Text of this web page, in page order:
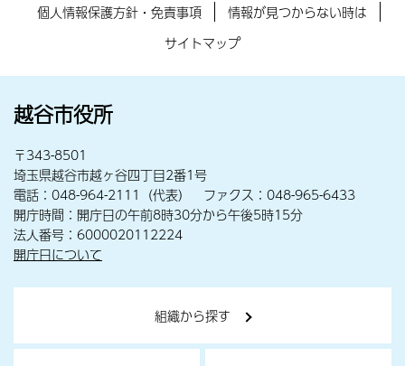
個人情報保護方針・免責事項
情報が見つからない時は
サイトマップ
越谷市役所
〒343-8501
埼玉県越谷市越ヶ谷四丁目2番1号
電話：048-964-2111（代表） ファクス：048-965-6433
開庁時間：開庁日の午前8時30分から午後5時15分
法人番号：6000020112224
開庁日について
組織から探す